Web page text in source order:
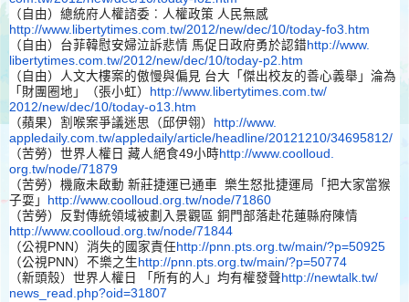
（自由）總統府人權諮委︰人權政策 人民無感
http://www.libertytimes.com.tw/2012/new/dec/10/today-fo3.htm
（自由）台菲韓慰安婦泣訴悲情 馬促日政府勇於認錯 http://www.
libertytimes.com.tw/2012/new/dec/10/today-p2.htm
（自由）人文大樓案的傲慢與偏見 台大「傑出校友的善心義舉」淪為
「財團圈地」（張小虹）
http://www.libertytimes.com.tw/
2012/new/dec/10/today-o13.htm
（蘋果）割喉案爭議迷思（邱伊翎）
http://www.
appledaily.com.tw/appledaily/article/headline/20121210/34695812/
（苦勞）世界人權日 藏人絕食49小時 http://www.coolloud.
org.tw/node/71879
（苦勞）機廠未啟動 新莊捷運已通車 樂生怒批捷運局「把大家當猴
子耍」
http://www.coolloud.org.tw/node/71860
（苦勞）反對傳統領域被劃入景觀區 銅門部落赴花蓮縣府陳情
http://www.coolloud.org.tw/node/71844
（公視PNN）消失的國家責任http://pnn.pts.org.tw/main/?p=50925
（公視PNN）不樂之生 http://pnn.pts.org.tw/main/?p=50774
（新頭殼）世界人權日 「所有的人」均有權發聲 http://newtalk.tw/
news_read.php?oid=31807